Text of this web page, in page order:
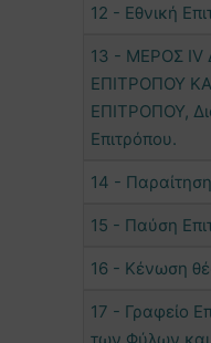
12 - Εθνική
13 - ΜΕΡΟΣ ΙV
ΕΠΙΤΡΟΠΟΥ
ΕΠΙΤΡΟΠΟΥ,
Επιτρόπου.
14 -
15 - Παύση
16 - Κένωση
17 - Γραφείο